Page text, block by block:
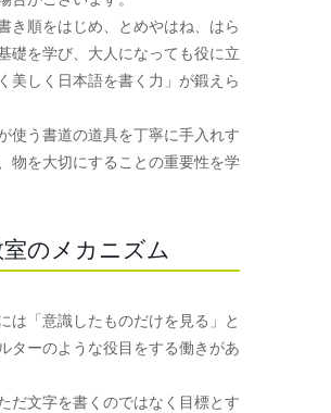
き順をはじめ、とめやはね、はら
礎を学び、大人になっても役に立
美しく日本語を書く力」が鍛えら
使う書道の道具を丁寧に手入れす
物を大切にすることの重要性を学
のメカニズム
は「意識したものだけを見る」と
ターのような役目をする働きがあ
だ文字を書くのではなく目標とす